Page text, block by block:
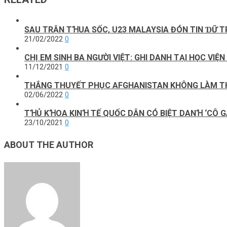
SAU TRẬN TꞪUA SỐC, U23 MALAYSIA ĐÓN TIN ƊỮ
21/02/2022 0
CHỊ EM SINH BA NGƯỜI VIỆT: GHI DANH TẠI HỌC
11/12/2021 0
THẮNG THUYẾT PHỤC AFGHANISTAN KHÔNG LÀM
02/06/2022 0
TꞪỦ KꞪOA KINꞪ TẾ QUỐC DÂN CÓ BIỆT DANꞪ ‘CÔ
23/10/2021 0
ABOUT THE AUTHOR